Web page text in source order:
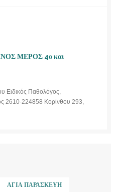
ΜΕΡΟΣ 4ο και
Ειδικός Παθολόγος,
2610-224858 Κορίνθου 293,
ΑΓΊΑ ΠΑΡΑΣΚΕΥΉ